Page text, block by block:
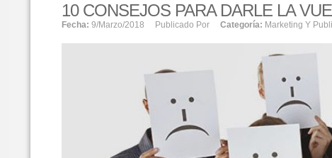
10 CONSEJOS PARA DARLE LA
Fecha: 9/marzo/2018 Publicado Por Categoría: Marketing Y